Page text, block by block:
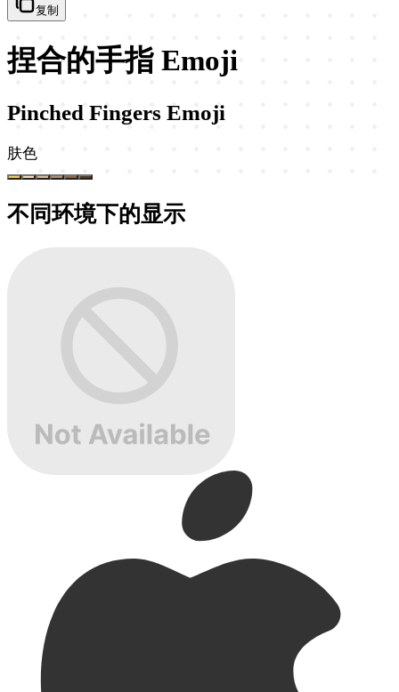
复制
捏合的手指 Emoji
Pinched Fingers Emoji
肤色
不同环境下的显示